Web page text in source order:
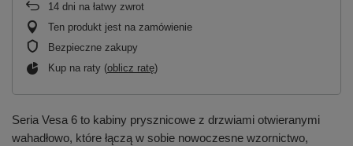
14 dni na łatwy zwrot
Ten produkt jest na zamówienie
Bezpieczne zakupy
Kup na raty (oblicz ratę)
Seria Vesa 6 to kabiny prysznicowe z drzwiami otwieranymi
wahadłowo, które łączą w sobie nowoczesne wzornictwo,